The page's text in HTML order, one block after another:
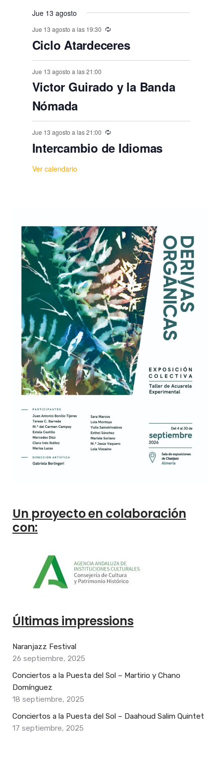
o
s
,
,
,
Jue 13 agosto
Jue 13 agosto a las 19:30
Ciclo Atardeceres
Jue 13 agosto a las 21:00
Victor Guirado y la Banda
Nómada
Jue 13 agosto a las 21:00
Intercambio de Idiomas
Ver calendario
Un proyecto en colaboración
con:
Últimas impressions
Naranjazz Festival
26 septiembre, 2025
Conciertos a la Puesta del Sol – Martirio y Chano
Domínguez
18 septiembre, 2025
Conciertos a la Puesta del Sol – Daahoud Salim Quintet
17 septiembre, 2025